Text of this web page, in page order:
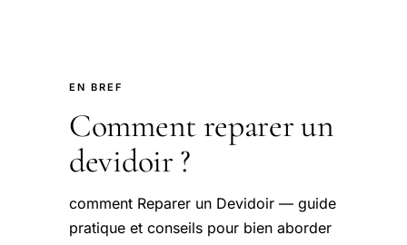
EN BREF
Comment reparer un
devidoir ?
comment Reparer un Devidoir — guide
pratique et conseils pour bien aborder